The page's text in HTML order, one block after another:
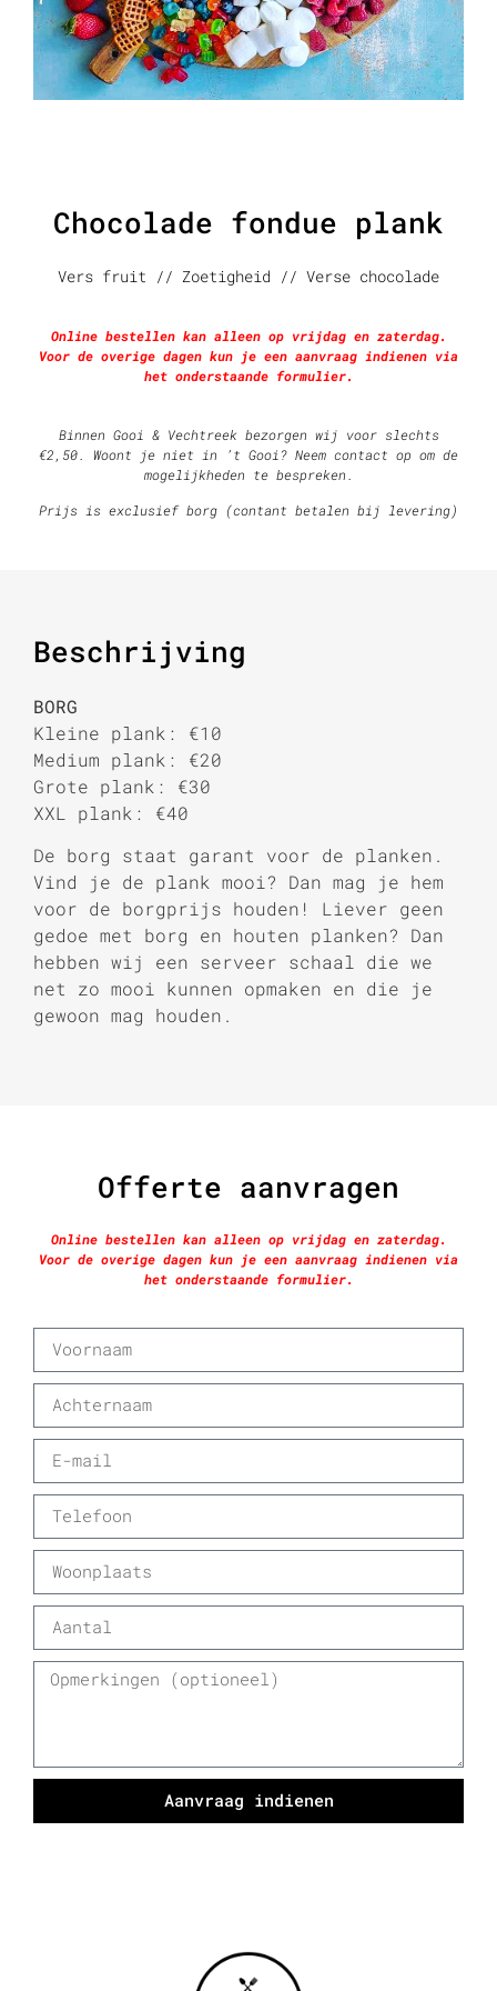
Chocolade fondue plank
Vers fruit // Zoetigheid // Verse chocolade
Online bestellen kan alleen op vrijdag en zaterdag.
Voor de overige dagen kun je een aanvraag indienen via
het onderstaande formulier.
Binnen Gooi & Vechtreek bezorgen wij voor slechts
€2,50. Woont je niet in ’t Gooi? Neem contact op om de
mogelijkheden te bespreken.
Prijs is exclusief borg (contant betalen bij levering)
Beschrijving
BORG
Kleine plank: €10
Medium plank: €20
Grote plank: €30
XXL plank: €40
De borg staat garant voor de planken.
Vind je de plank mooi? Dan mag je hem
voor de borgprijs houden! Liever geen
gedoe met borg en houten planken? Dan
hebben wij een serveer schaal die we
net zo mooi kunnen opmaken en die je
gewoon mag houden.
Offerte aanvragen
Online bestellen kan alleen op vrijdag en zaterdag.
Voor de overige dagen kun je een aanvraag indienen via
het onderstaande formulier.
Aanvraag indienen